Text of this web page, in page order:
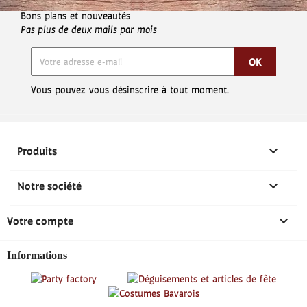
Jeu. -
19h00
Ven.
10h00
-
19h00
Sam.
10h00
-
Bons plans et nouveautés
Pas plus de deux mails par mois
Vous pouvez vous désinscrire à tout moment.
Produits 
Notre société 
Votre compte 
Informations